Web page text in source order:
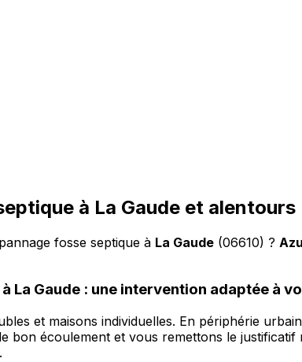
à La Gaude et alentours
fosse septique à La Gaude (06610) ?
La Gaude : une intervention adaptée à
et maisons individuelles. En périphérie
bon écoulement et vous remettons le